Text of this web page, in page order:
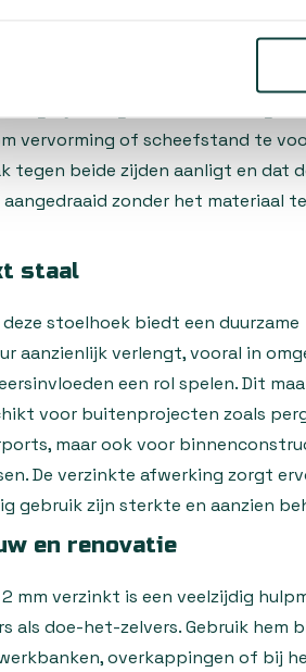
die passen bij het te bewerken
aan schroeven of bouten die
voor de gaten in de hoekverbinder.
gelijkmatige krachtverdeling
vervorming of scheefstand te
tegen beide zijden aanligt en dat
zonder het materiaal te
staal
stoelhoek biedt een duurzame
aanzienlijk verlengt, vooral in
een rol spelen. Dit
voor buitenprojecten zoals
maar ook voor
De verzinkte afwerking zorgt
gebruik zijn sterkte en aanzien
en renovatie
mm verzinkt is een veelzijdig
als doe-het-zelvers. Gebruik hem
overkappingen of bij